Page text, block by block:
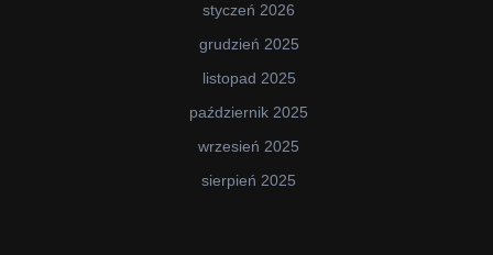
styczeń 2026
grudzień 2025
listopad 2025
październik 2025
wrzesień 2025
sierpień 2025